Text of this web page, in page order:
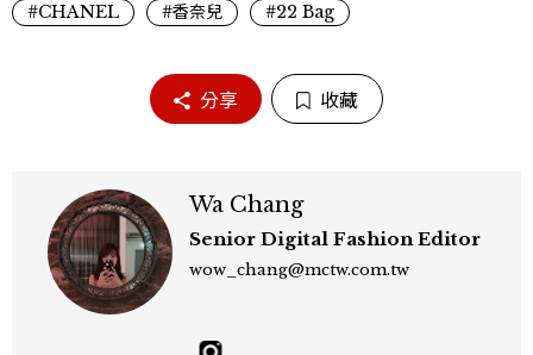
#CHANEL #香奈兒 #22 Bag
分享 收藏
Wa Chang
Senior Digital Fashion Editor
wow_chang@mctw.com.tw